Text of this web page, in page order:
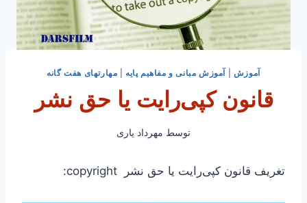
آموزش آموزش مبانی و مفاهیم پایه مهارتهای هفت گانه
قانون کپی‌رایت یا حق نشر
توسط مهرداد یاری
تغریف قانون کپی‌رایت یا حق نشر copyright: